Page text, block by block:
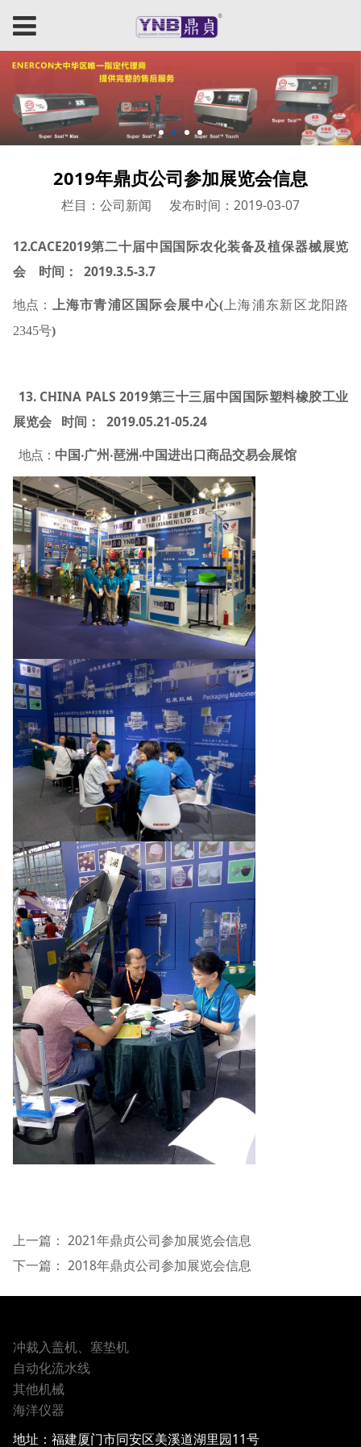
2019年鼎贞公司参加展览会信息
栏目：公司新闻 发布时间：2019-03-07
12.CACE2019第二十届中国国际农化装备及植保器械展览
会
时间： 2019.3.5-3.7
地点： 上海市青浦区国际会展中心(上海浦东新区龙阳路
2345号)
13. CHINA PALS 2019第三十三届中国国际塑料橡胶工业
展览会
时间： 2019.05.21-05.24
地点： 中国‧广州‧琶洲‧中国进出口商品交易会展馆
上一篇： 2021年鼎贞公司参加展览会信息
下一篇： 2018年鼎贞公司参加展览会信息
冲裁入盖机、塞垫机
自动化流水线
其他机械
海洋仪器
地址： 福建厦门市同安区美溪道湖里园11号